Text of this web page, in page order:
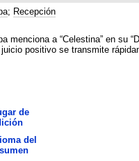
; Recepción
menciona a “Celestina” en su
positivo se transmite
de
del